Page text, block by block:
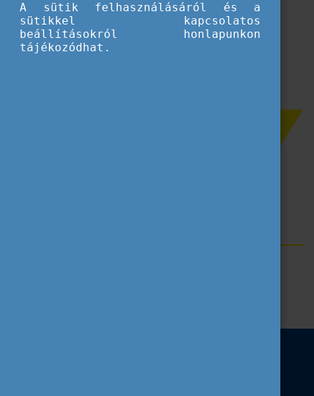
A sütik felhasználásáról és a
sütikkel kapcsolatos
beállításokról honlapunkon
tájékozódhat.